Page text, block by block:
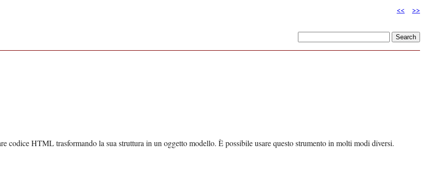
<< >>
codiceHTMLtrasformando la sua struttura in un oggetto modello. È possibile usare questo strumento in molti modi diversi.